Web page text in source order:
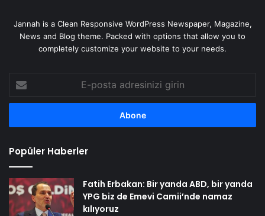
Jannah is a Clean Responsive WordPress Newspaper, Magazine,
News and Blog theme. Packed with options that allow you to
completely customize your website to your needs.
posta
adresinizi
Popüler Haberler
Fatih Erbakan: Bir yanda ABD, bir yanda
YPG biz de Emevi Camii’nde namaz
kılıyoruz